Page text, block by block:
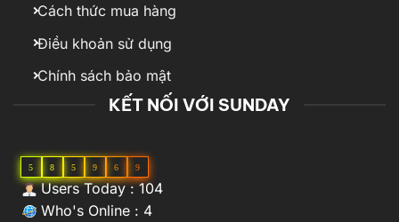
Cách thức mua hàng
Điều khoản sử dụng
Chính sách bảo mật
KẾT NỐI VỚI SUNDAY
5 8 5 9 6 9
Users Today : 104
Who's Online : 4